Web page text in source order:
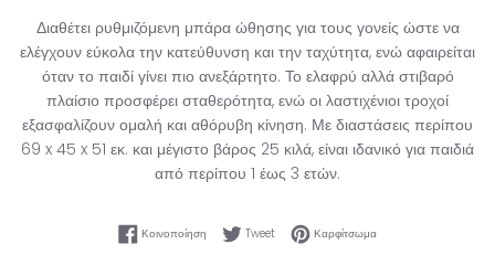
Διαθέτει ρυθμιζόμενη μπάρα ώθησης για τους γονείς ώστε να
ελέγχουν εύκολα την κατεύθυνση και την ταχύτητα, ενώ αφαιρείται
όταν το παιδί γίνει πιο ανεξάρτητο. Το ελαφρύ αλλά στιβαρό
πλαίσιο προσφέρει σταθερότητα, ενώ οι λαστιχένιοι τροχοί
εξασφαλίζουν ομαλή και αθόρυβη κίνηση. Με διαστάσεις περίπου
69 x 45 x 51 εκ. και μέγιστο βάρος 25 κιλά, είναι ιδανικό για παιδιά
από περίπου 1 έως 3 ετών.
Κοινοποίηση Κοινοποίηση στο Facebook
TweetTweet στο Twitter
ΚαρφίτσωμαΚαρφίτσωμα στο